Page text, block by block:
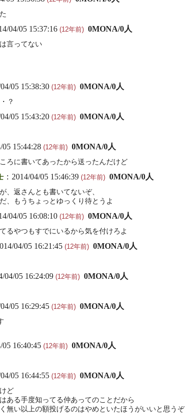
04/05 15:37:16 (12年前) 0MONA/0人
言ってない
04/05 15:38:30 (12年前) 0MONA/0人
？
04/05 15:43:20 (12年前) 0MONA/0人
05 15:44:28 (12年前) 0MONA/0人
ろに書いてあったから送ったんだけど
：2014/04/05 15:46:39 (12年前) 0MONA/0人
、返さんとも書いてないぞ、
、もうちょっとゆっくり待とうよ
04/05 16:08:10 (12年前) 0MONA/0人
るやつもすでにいるから気を付けろよ
04/05 16:21:45 (12年前) 0MONA/0人
04/05 16:24:09 (12年前) 0MONA/0人
04/05 16:29:45 (12年前) 0MONA/0人
05 16:40:45 (12年前) 0MONA/0人
04/05 16:44:55 (12年前) 0MONA/0人
ど
ある手度知ってる仲あってのことだから
無い以上の額投げるのはやめといたほうがいいと思うぞ